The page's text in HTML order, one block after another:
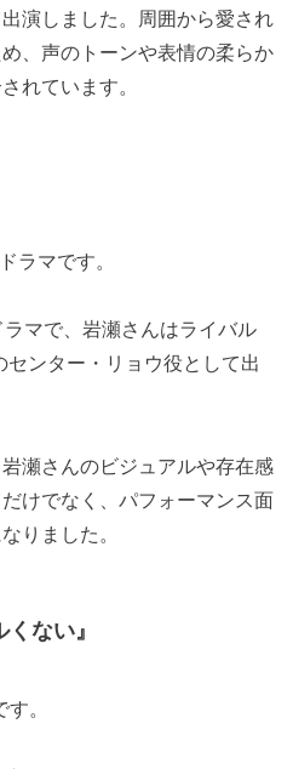
演しました。周囲から愛され
、声のトーンや表情の柔らか
れています。
ラマです。
マで、岩瀬さんはライバル
ンター・リョウ役として出
瀬さんのビジュアルや存在感
けでなく、パフォーマンス面
りました。
ない』
。